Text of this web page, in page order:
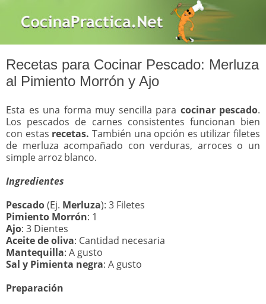
Recetas para Cocinar Pescado: Merluza
al Pimiento Morrón y Ajo
Esta es una forma muy sencilla para cocinar pescado.
Los pescados de carnes consistentes funcionan bien
con estas recetas. También una opción es utilizar filetes
de merluza acompañado con verduras, arroces o un
simple arroz blanco.
Ingredientes
Pescado(Ej. Merluza): 3 Filetes
Pimiento Morrón: 1
Ajo: 3 Dientes
Aceite de oliva: Cantidad necesaria
Mantequilla: A gusto
Sal y Pimienta negra: A gusto
Preparación